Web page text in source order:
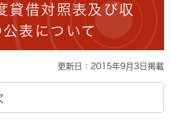
貸借対照表及び収
表について
更新日：2015年9月3日掲載